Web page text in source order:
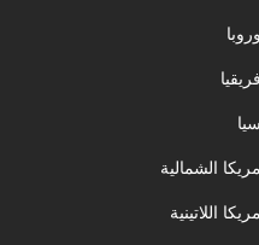
الشمالية
اللاتينية